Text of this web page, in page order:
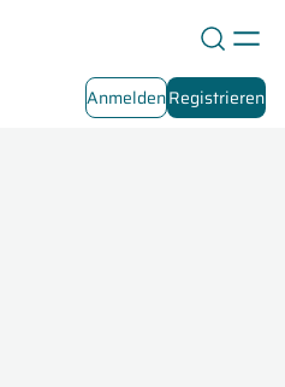
AnmeldenRegistrieren